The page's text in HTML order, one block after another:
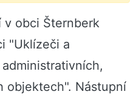
v obci Šternberk
"Uklízeči a
objektech". Nástupní